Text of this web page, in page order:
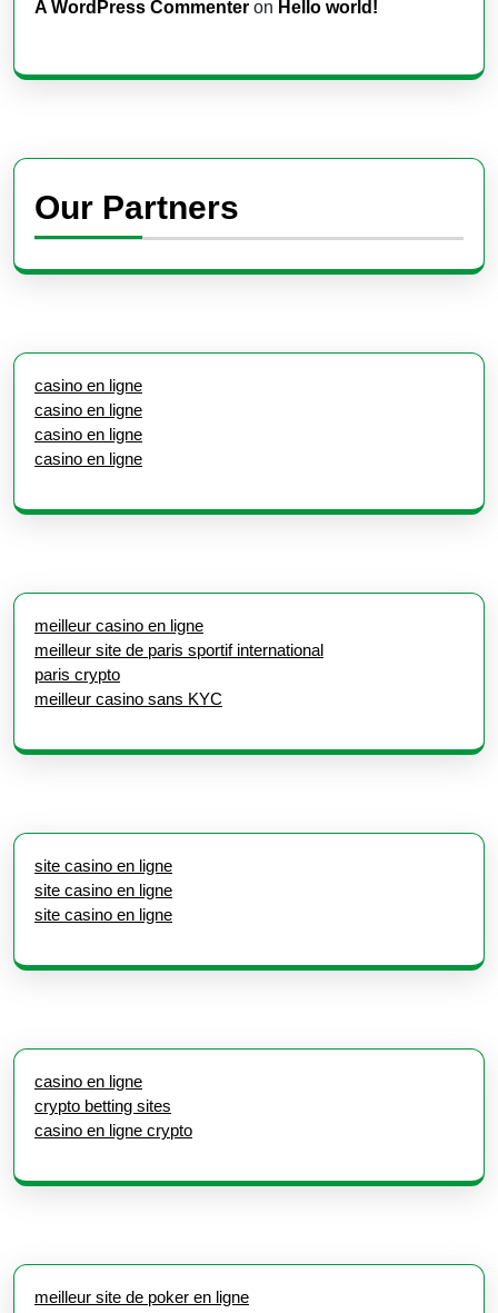
A WordPress Commenter on Hello world!
Our Partners
casino en ligne
casino en ligne
casino en ligne
casino en ligne
meilleur casino en ligne
meilleur site de paris sportif international
paris crypto
meilleur casino sans KYC
site casino en ligne
site casino en ligne
site casino en ligne
casino en ligne
crypto betting sites
casino en ligne crypto
meilleur site de poker en ligne